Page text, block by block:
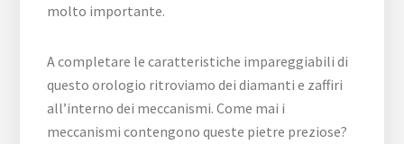
molto importante.
A completare le caratteristiche impareggiabili di
questo orologio ritroviamo dei diamanti e zaffiri
all’interno dei meccanismi. Come mai i
meccanismi contengono queste pietre preziose?